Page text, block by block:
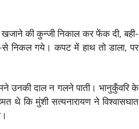
की कुन्जी निकाल कर फेंक दी, बही-
निकल गये। कपट में हाथ तो डाला, पर
उनकी दाल न गलने पाती। भानुकुँवरि के
कि मुंशी सत्यनारायण ने विश्वासघात